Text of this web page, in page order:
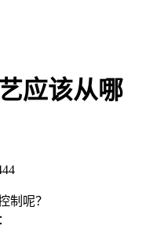
应该从哪
制呢？